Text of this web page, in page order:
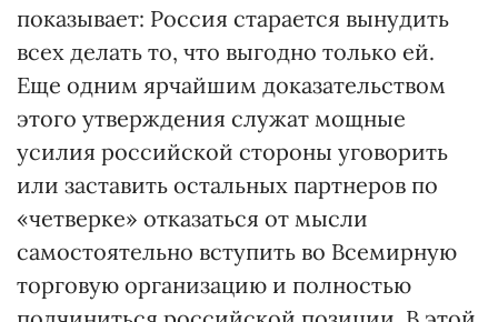
показывает: Россия старается вынудить
всех делать то, что выгодно только ей.
Еще одним ярчайшим доказательством
этого утверждения служат мощные
усилия российской стороны уговорить
или заставить остальных партнеров по
«четверке» отказаться от мысли
самостоятельно вступить во Всемирную
торговую организацию и полностью